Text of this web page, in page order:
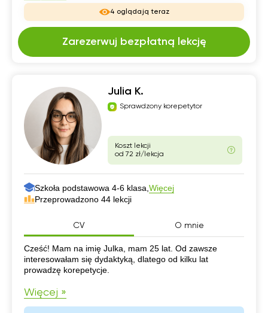
4 oglądają teraz
Zarezerwuj bezpłatną lekcję
Julia K.
Sprawdzony korepetytor
Koszt lekcji
od 72 zł/lekcja
Szkoła podstawowa 4-6 klasa, Więcej
Przeprowadzono 44 lekcji
CV O mnie
CV
Cześć! Mam na imię Julka, mam 25 lat. Od zawsze
interesowałam się dydaktyką, dlatego od kilku lat
prowadzę korepetycje.
Więcej »